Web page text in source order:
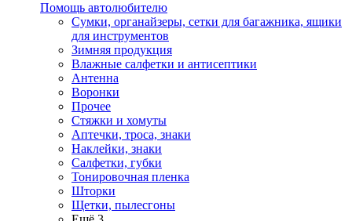
Помощь автолюбителю
Сумки, органайзеры, сетки для багажника, ящики
для инструментов
Зимняя продукция
Влажные салфетки и антисептики
Антенна
Воронки
Прочее
Стяжки и хомуты
Аптечки, троса, знаки
Наклейки, знаки
Салфетки, губки
Тонировочная пленка
Шторки
Щетки, пылесгоны